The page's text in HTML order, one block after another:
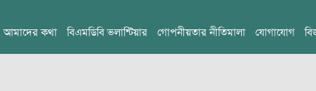
আমাদের কথা বিএমডিবি ভলান্টিয়ার গোপনীয়তার নীতিমালা যোগাযোগ